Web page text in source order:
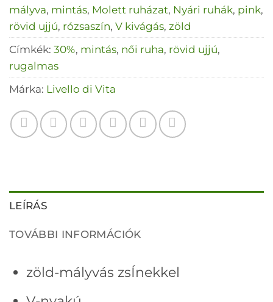
mályva, mintás, Molett ruházat, Nyári ruhák, pink,
rövid ujjú, rózsaszín, V kivágás, zöld
Címkék: 30%, mintás, női ruha, rövid ujjú,
rugalmas
Márka: Livello di Vita
LEÍRÁS
TOVÁBBI INFORMÁCIÓK
zöld-mályvás zsÍnekkel